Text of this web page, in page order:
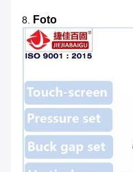
8. Foto